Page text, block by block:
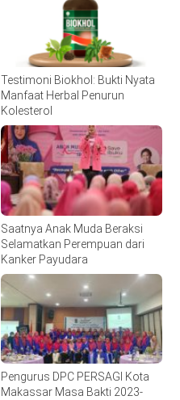
Testimoni Biokhol: Bukti Nyata
Manfaat Herbal Penurun
Kolesterol
Saatnya Anak Muda Beraksi
Selamatkan Perempuan dari
Kanker Payudara
Pengurus DPC PERSAGI Kota
Makassar Masa Bakti 2023-